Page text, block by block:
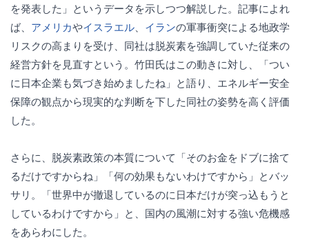
を発表した」というデータを示しつつ解説した。記事によれ
ば、 アメリカやイスラエル イランの軍事衝突による地政学
リスクの高まりを受け、同社は脱炭素を強調していた従来の
経営方針を見直すという。竹田氏はこの動きに対し、「つい
に日本企業も気づき始めましたね」と語り、エネルギー安全
保障の観点から現実的な判断を下した同社の姿勢を高く評価
した。
さらに、脱炭素政策の本質について「そのお金をドブに捨て
るだけですからね」「何の効果もないわけですから」とバッ
サリ。「世界中が撤退しているのに日本だけが突っ込もうと
しているわけですから」と、国内の風潮に対する強い危機感
をあらわにした。